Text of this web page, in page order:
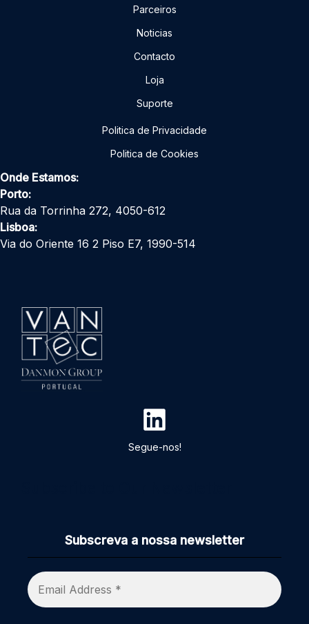
Parceiros
Noticias
Contacto
Loja
Suporte
Politica de Privacidade
Politica de Cookies
Onde Estamos:
Porto:
Rua da Torrinha 272, 4050-612
Lisboa:
Via do Oriente 16 2 Piso E7, 1990-514
Segue-nos!
Subscreva a nossa newsletter